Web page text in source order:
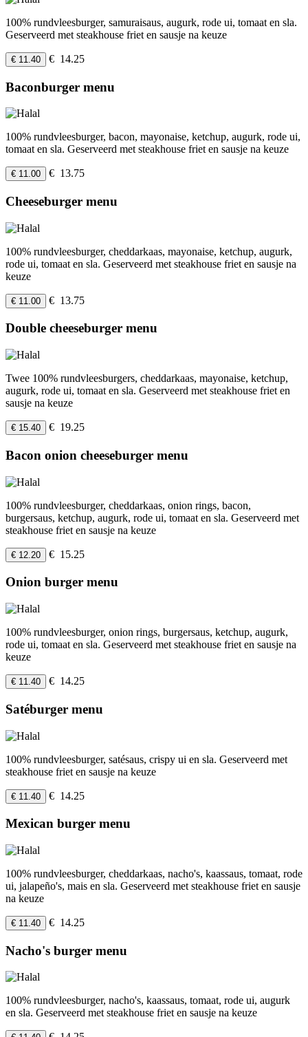
100% rundvleesburger, samuraisaus, augurk, rode ui, tomaat en sla.
Geserveerd met steakhouse friet en sausje na keuze
€ 11.40 € 14.25
Baconburger menu
100% rundvleesburger, bacon, mayonaise, ketchup, augurk, rode ui,
tomaat en sla. Geserveerd met steakhouse friet en sausje na keuze
€ 11.00 € 13.75
Cheeseburger menu
100% rundvleesburger, cheddarkaas, mayonaise, ketchup, augurk,
rode ui, tomaat en sla. Geserveerd met steakhouse friet en sausje na
keuze
€ 11.00 € 13.75
Double cheeseburger menu
Twee 100% rundvleesburgers, cheddarkaas, mayonaise, ketchup,
augurk, rode ui, tomaat en sla. Geserveerd met steakhouse friet en
sausje na keuze
€ 15.40 € 19.25
Bacon onion cheeseburger menu
100% rundvleesburger, cheddarkaas, onion rings, bacon,
burgersaus, ketchup, augurk, rode ui, tomaat en sla. Geserveerd met
steakhouse friet en sausje na keuze
€ 12.20 € 15.25
Onion burger menu
100% rundvleesburger, onion rings, burgersaus, ketchup, augurk,
rode ui, tomaat en sla. Geserveerd met steakhouse friet en sausje na
keuze
€ 11.40 € 14.25
Satéburger menu
100% rundvleesburger, satésaus, crispy ui en sla. Geserveerd met
steakhouse friet en sausje na keuze
€ 11.40 € 14.25
Mexican burger menu
100% rundvleesburger, cheddarkaas, nacho's, kaassaus, tomaat, rode
ui, jalapeño's, mais en sla. Geserveerd met steakhouse friet en sausje
na keuze
€ 11.40 € 14.25
Nacho's burger menu
100% rundvleesburger, nacho's, kaassaus, tomaat, rode ui, augurk
en sla. Geserveerd met steakhouse friet en sausje na keuze